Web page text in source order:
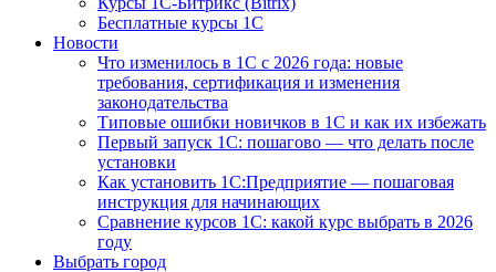
Бесплатные курсы 1С
Новости
Что изменилось в 1С с 2026 года: новые
требования, сертификация и изменения
законодательства
Типовые ошибки новичков в 1С и как их избежать
Первый запуск 1С: пошагово — что делать после
установки
Как установить 1С:Предприятие — пошаговая
инструкция для начинающих
Сравнение курсов 1С: какой курс выбрать в 2026
году
Выбрать город